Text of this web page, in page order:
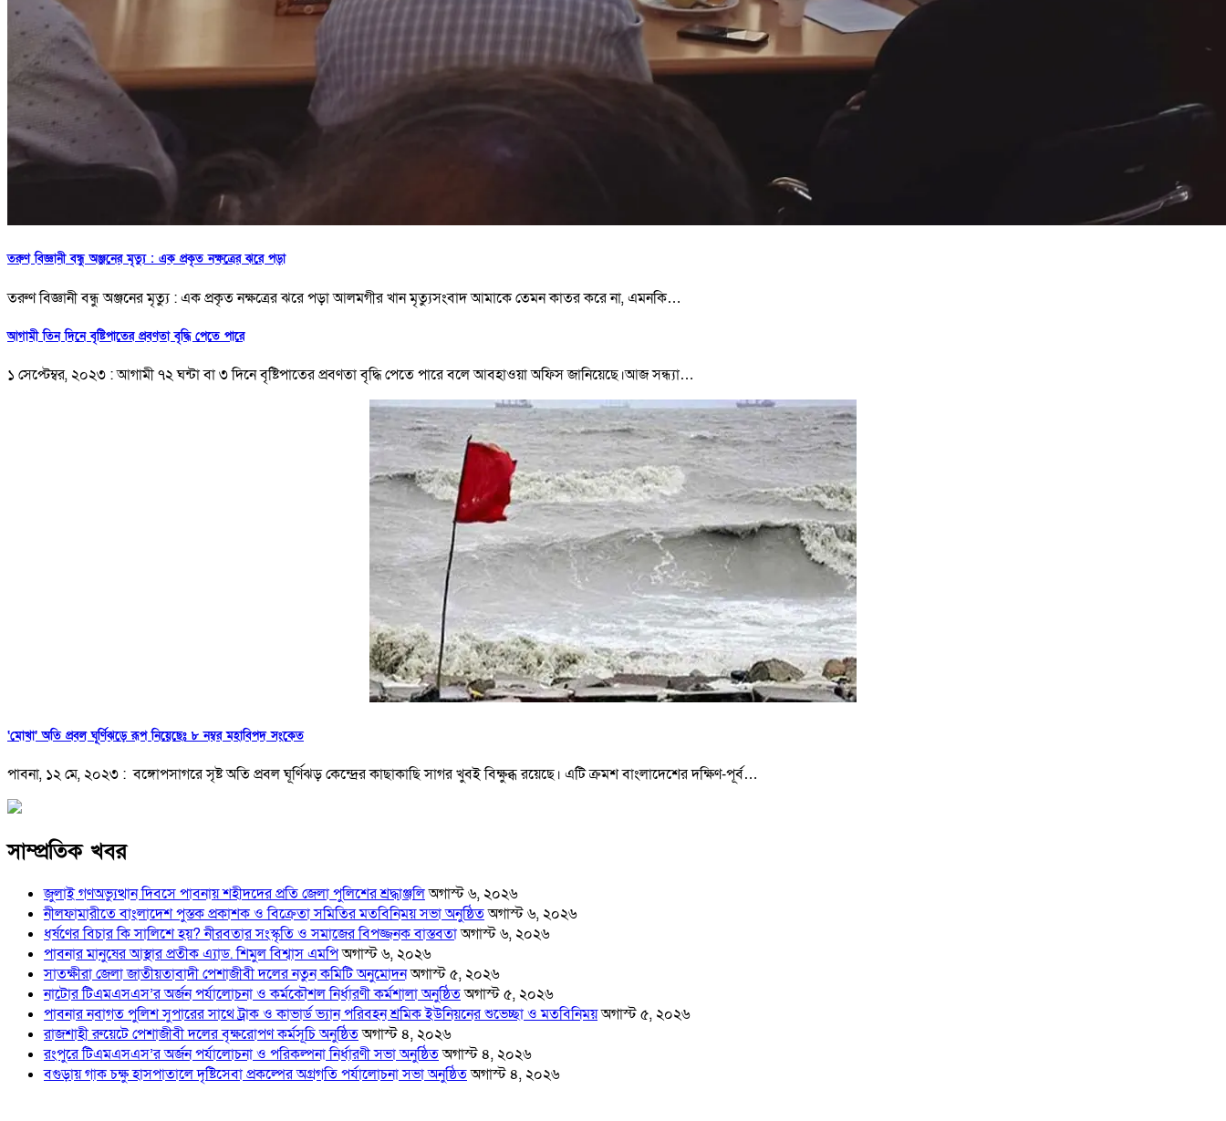
তরুণ বিজ্ঞানী বন্ধু অঞ্জনের মৃত্যু : এক প্রকৃত নক্ষত্রের ঝরে পড়া
তরুণ বিজ্ঞানী বন্ধু অঞ্জনের মৃত্যু : এক প্রকৃত নক্ষত্রের ঝরে পড়া আলমগীর খান মৃত্যুসংবাদ আমাকে তেমন কাতর করে না, এমনকি…
আগামী তিন দিনে বৃষ্টিপাতের প্রবণতা বৃদ্ধি পেতে পারে
১ সেপ্টেম্বর, ২০২৩ : আগামী ৭২ ঘন্টা বা ৩ দিনে বৃষ্টিপাতের প্রবণতা বৃদ্ধি পেতে পারে বলে আবহাওয়া অফিস জানিয়েছে।আজ সন্ধ্যা…
‘মোখা’ অতি প্রবল ঘূর্ণিঝড়ে রূপ নিয়েছেঃ ৮ নম্বর মহাবিপদ সংকেত
পাবনা, ১২ মে, ২০২৩ : বঙ্গোপসাগরে সৃষ্ট অতি প্রবল ঘূর্ণিঝড় কেন্দ্রের কাছাকাছি সাগর খুবই বিক্ষুব্ধ রয়েছে। এটি ক্রমশ বাংলাদেশের দক্ষিণ-পূর্ব…
সাম্প্রতিক খবর
জুলাই গণঅভ্যুত্থান দিবসে পাবনায় শহীদদের প্রতি জেলা পুলিশের শ্রদ্ধাঞ্জলিঅগাস্ট ৬, ২০২৬
নীলফামারীতে বাংলাদেশ পুস্তক প্রকাশক ও বিক্রেতা সমিতির মতবিনিময় সভা অনুষ্ঠিতঅগাস্ট ৬, ২০২৬
ধর্ষণের বিচার কি সালিশে হয়? নীরবতার সংস্কৃতি ও সমাজের বিপজ্জনক বাস্তবতাঅগাস্ট ৬, ২০২৬
পাবনার মানুষের আস্থার প্রতীক এ্যাড. শিমুল বিশ্বাস এমপিঅগাস্ট ৬, ২০২৬
সাতক্ষীরা জেলা জাতীয়তাবাদী পেশাজীবী দলের নতুন কমিটি অনুমোদনঅগাস্ট ৫, ২০২৬
নাটোর টিএমএসএস’র অর্জন পর্যালোচনা ও কর্মকৌশল নির্ধারণী কর্মশালা অনুষ্ঠিতঅগাস্ট ৫, ২০২৬
পাবনার নবাগত পুলিশ সুপারের সাথে ট্রাক ও কাভার্ড ভ্যান পরিবহন শ্রমিক ইউনিয়নের শুভেচ্ছা ও মতবিনিময়অগাস্ট ৫, ২০২৬
রাজশাহী রুয়েটে পেশাজীবী দলের বৃক্ষরোপণ কর্মসূচি অনুষ্ঠিতঅগাস্ট ৪, ২০২৬
রংপুরে টিএমএসএস’র অর্জন পর্যালোচনা ও পরিকল্পনা নির্ধারণী সভা অনুষ্ঠিতঅগাস্ট ৪, ২০২৬
বগুড়ায় গাক চক্ষু হাসপাতালে দৃষ্টিসেবা প্রকল্পের অগ্রগতি পর্যালোচনা সভা অনুষ্ঠিতঅগাস্ট ৪, ২০২৬